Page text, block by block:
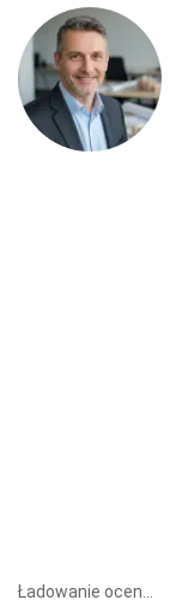
Ładowanie ocen...